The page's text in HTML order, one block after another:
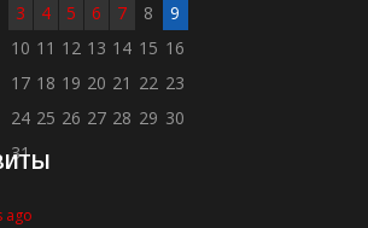
3
4 5 6 7 8
9
10 11 12 13 14 15 16
17 18 19 20 21 22 23
24 25 26 27 28 29 30
31
ago